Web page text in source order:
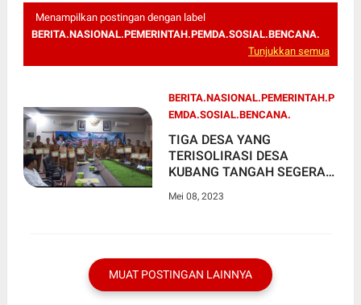
Menampilkan postingan dengan label
BERITA.NASIONAL.PEMERINTAH.PEMDA.SOSIAL.BENCANA.
Tunjukkan semua
BERITA.NASIONAL.PEMERINTAH.P
EMDA.SOSIAL.BENCANA.
TIGA DESA YANG
TERISOLIRASI DESA
KUBANG TANGAH SEGERA
LOKASI YANG SANGAT
Mei 08, 2023
MUAT POSTINGAN LAINNYA